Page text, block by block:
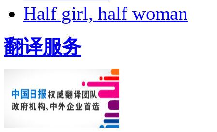
Half girl, half woman
翻译服务